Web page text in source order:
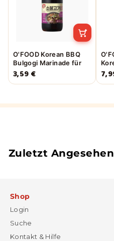
O'FOOD Korean BBQ
Bulgogi Marinade für
Rindfleisch 280g
3,59 €
Zuletzt Angesehen
Shop
Login
Suche
Kontakt & Hilfe